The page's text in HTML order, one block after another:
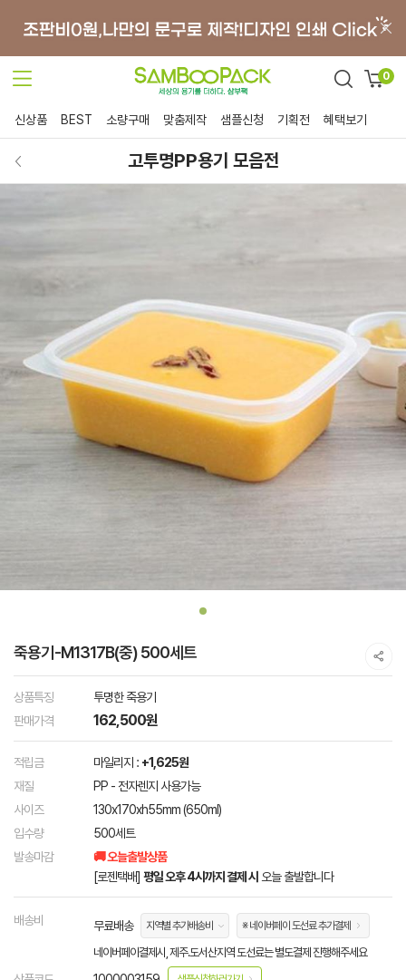
0
신상품 BEST 소량구매 맞춤제작 샘플신청 기획전 혜택보기
고투명PP용기 모음전
죽용기-M1317B(중) 500세트
상품특징
투명한 죽용기
판매가격
162,500원
적립금 마일리지 : +1,625원
재질
PP - 전자렌지 사용가능
사이즈
130x170xh55mm (650ml)
입수량
500세트
발송마감
🚚 오늘출발상품
[로젠택배] 평일 오후 4시까지 결제 시 오늘 출발합니다
배송비 무료배송 지역별 추가배송비 ※ 네이버페이 도선료 추가결제
네이버페이결제시, 제주.도서산지역 도선료는 별도결제 진행해주세요